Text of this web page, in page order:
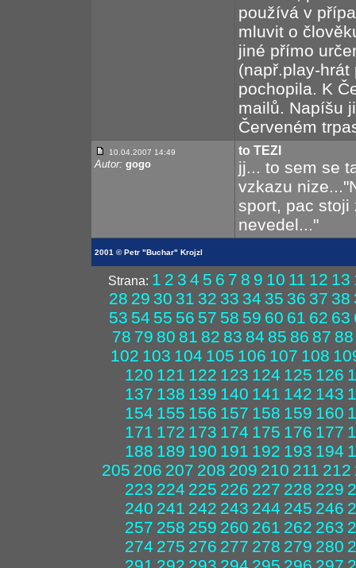
používá v
mluvit o
jiné přímo
(např.play-hrát
pochopila. K
mailů. Napíšu
Červeném
10.04.2007 14:49
Autor: gogo
to TEZI
jj... to sem se
vzkazu
sport, pac stoji
nevedel..."
2001 © Petr "Buchar" Krojzl
Strana: 1 2 3 4 5 6 7 8 9 10 11 12 13
28 29 30 31 32 33 34 35 36 37 38
53 54 55 56 57 58 59 60 61 62 63
78 79 80 81 82 83 84 85 86 87 88
102 103 104 105 106 107 108
120 121 122 123 124 125 126
137 138 139 140 141 142 143
154 155 156 157 158 159 160
171 172 173 174 175 176 177
188 189 190 191 192 193 194
205 206 207 208 209 210 211 212
223 224 225 226 227 228 229
240 241 242 243 244 245 246
257 258 259 260 261 262 263
274 275 276 277 278 279 280